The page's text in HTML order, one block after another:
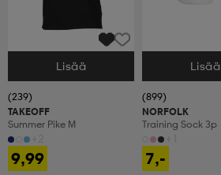
Valitse Koko
Lisää
(239)
TAKEOFF
Summer Pike M
9,99
Valitse Koko
Lisää
(899)
NORFOLK
Training Sock 3p
7,-